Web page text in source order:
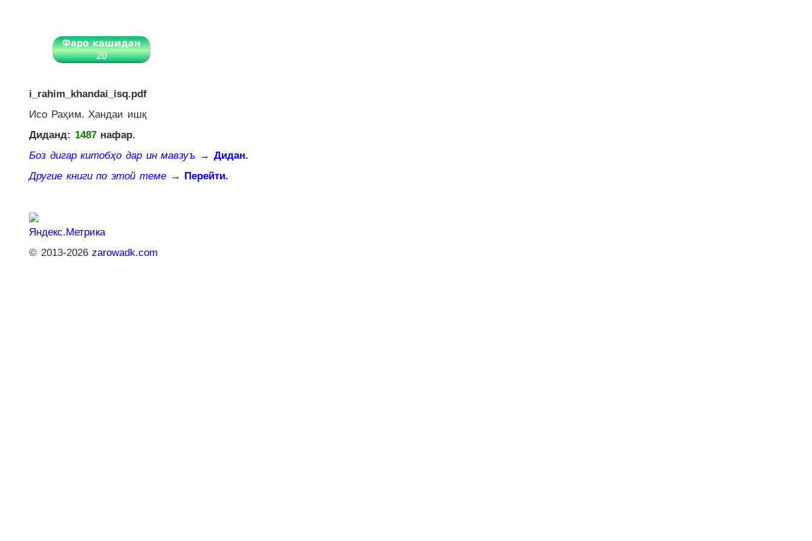
Фаро кашидан
20
i_rahim_khandai_isq.pdf
Исо Раҳим. Хандаи ишқ
Диданд: 1487нафар.
Боз дигар китобҳо дар ин мавзуъ → Дидан.
Другие книги по этой теме → Перейти.
© 2013-2026zarowadk.com